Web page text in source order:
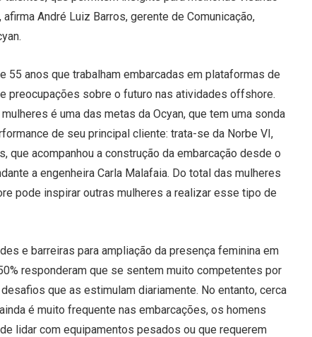
André Luiz Barros, gerente de Comunicação,
55 anos que trabalham embarcadas em plataformas de
preocupações sobre o futuro nas atividades offshore.
é uma das metas da Ocyan, que tem uma sonda
de seu principal cliente: trata-se da Norbe VI,
que acompanhou a construção da embarcação desde o
a engenheira Carla Malafaia. Do total das mulheres
pode inspirar outras mulheres a realizar esse tipo de
e barreiras para ampliação da presença feminina em
responderam que se sentem muito competentes por
que as estimulam diariamente. No entanto, cerca
é muito frequente nas embarcações, os homens
lidar com equipamentos pesados ou que requerem